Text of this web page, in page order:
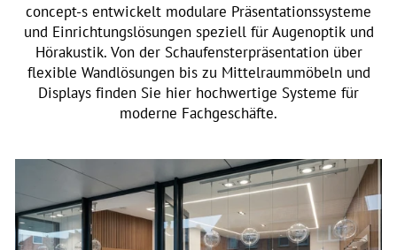
concept-s entwickelt modulare Präsentationssysteme
und Einrichtungslösungen speziell für Augenoptik und
Hörakustik. Von der Schaufensterpräsentation über
flexible Wandlösungen bis zu Mittelraummöbeln und
Displays finden Sie hier hochwertige Systeme für
moderne Fachgeschäfte.